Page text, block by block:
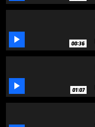
 00:36
 01:07